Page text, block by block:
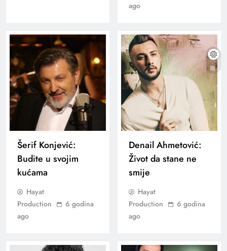
ago
Šerif Konjević:
Budite u svojim
kućama
Hayat
Production
6 godina
ago
Denail Ahmetović:
Život da stane ne
smije
Hayat
Production
6 godina
ago